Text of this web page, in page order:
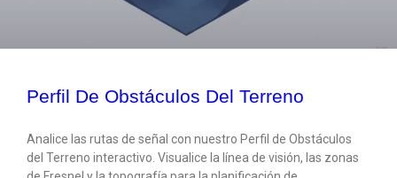
Perfil De Obstáculos Del Terreno
Analice las rutas de señal con nuestro Perfil de Obstáculos
del Terreno interactivo. Visualice la línea de visión, las zonas